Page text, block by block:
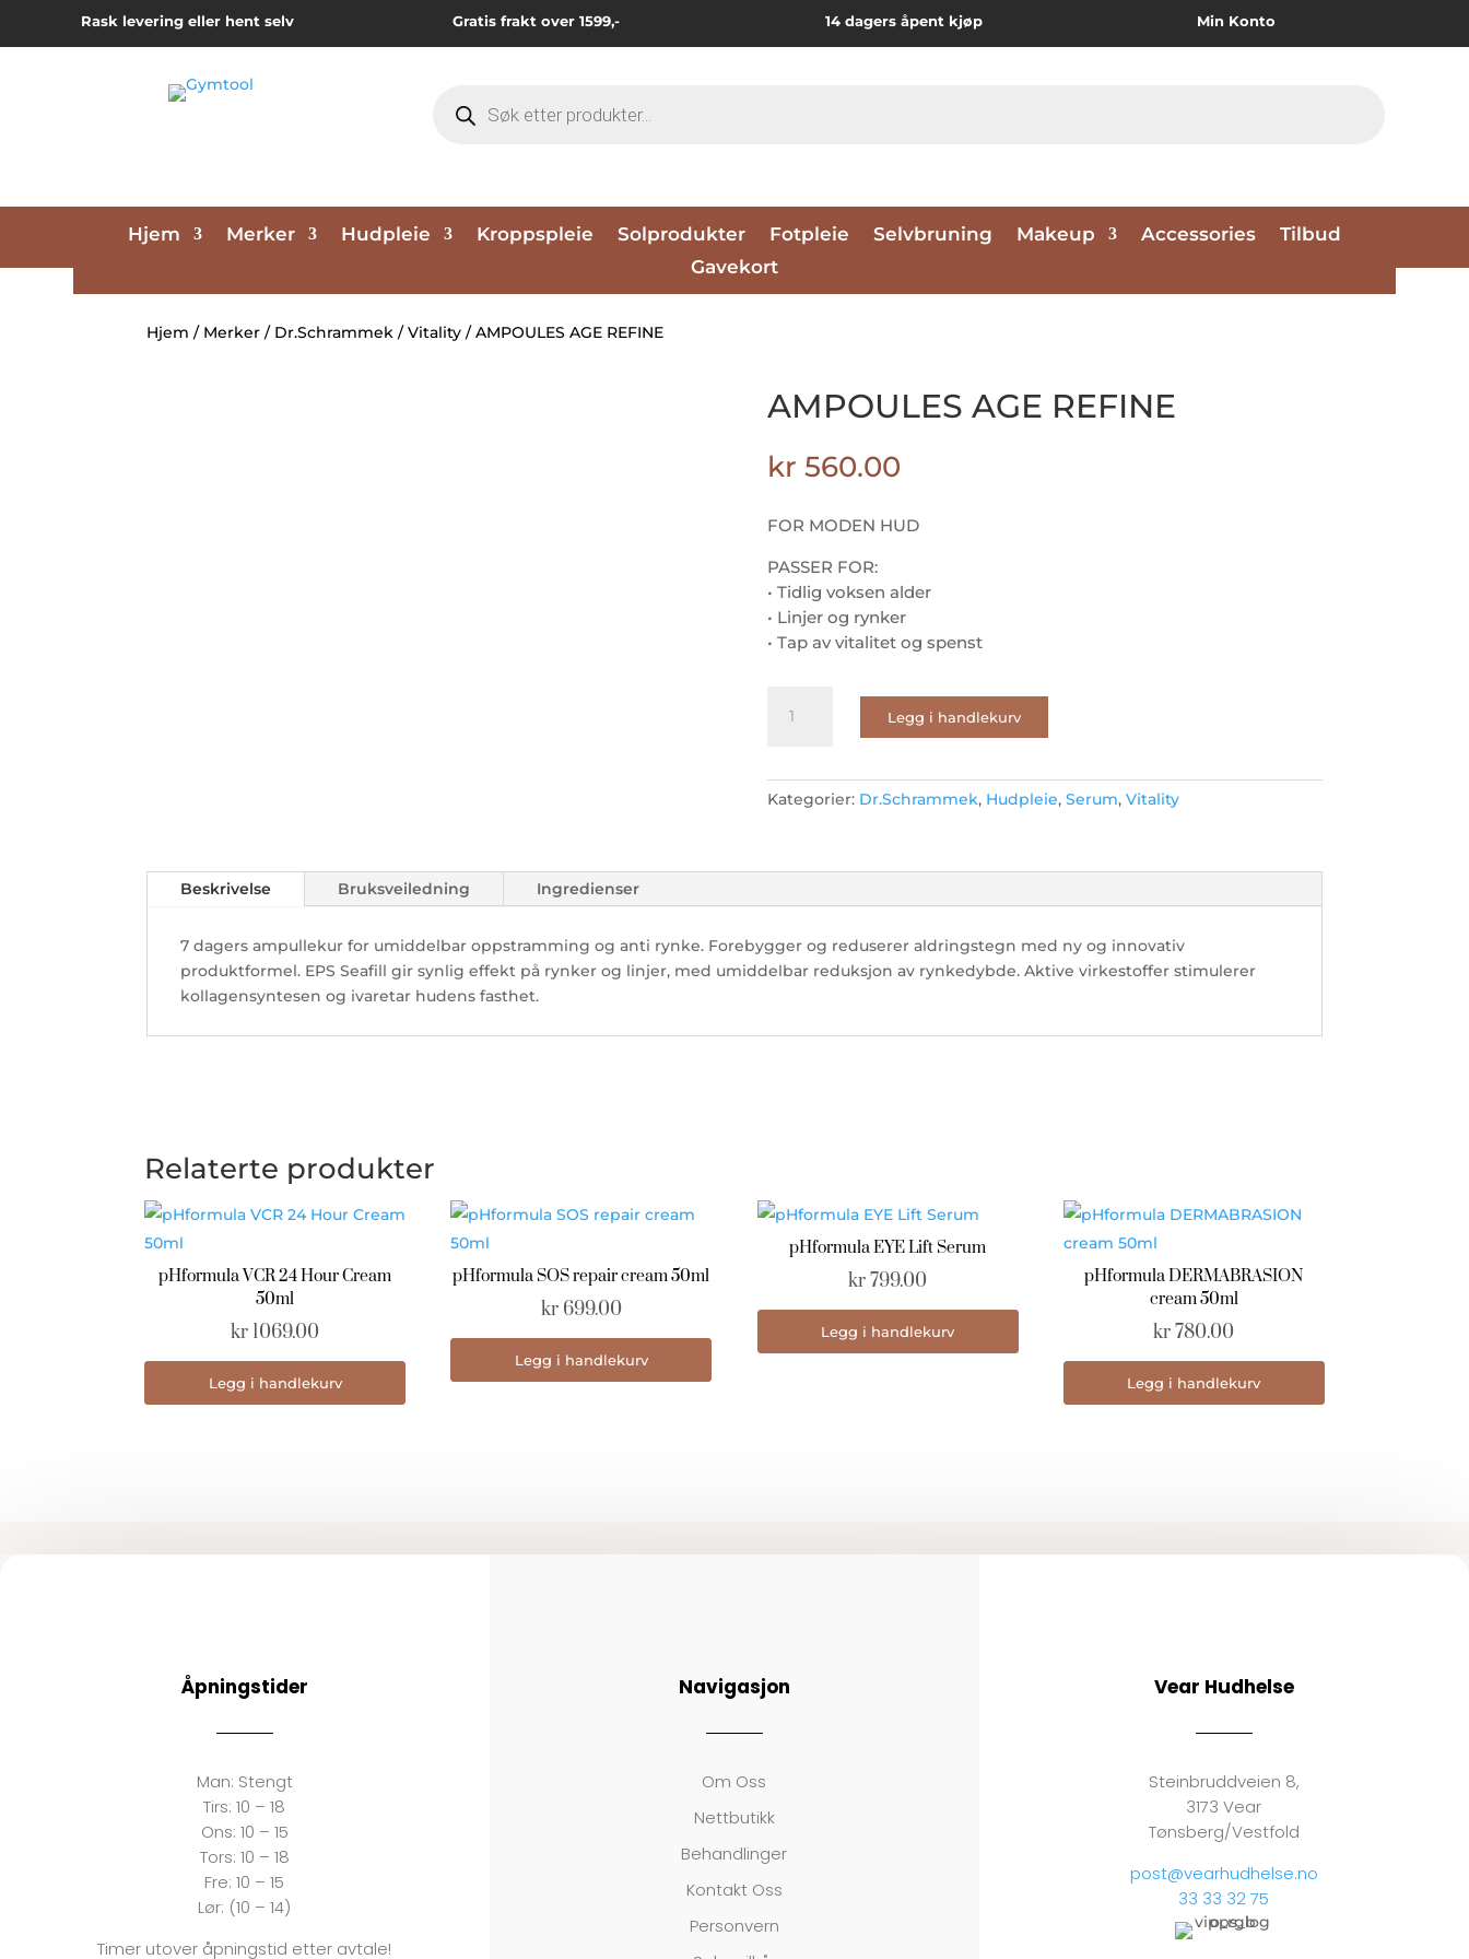
Rask levering eller hent selv Gratis frakt over 1599,- 14 dagers åpent kjøp Min Konto
search
Hjem Merker Hudpleie Kroppspleie Solprodukter Fotpleie Selvbruning Makeup Accessories
Tilbud
Gavekort
Hjem / Merker / Dr.Schrammek /Vitality / AMPOULES AGE REFINE
AMPOULES AGE REFINE
kr 560.00
FOR MODEN HUD
PASSER FOR:
• Tidlig voksen alder
• Linjer og rynker
• Tap av vitalitet og spenst
AGE
Legg i handlekurv
Kategorier: Dr.Schrammek, Hudpleie, Serum, Vitality
Beskrivelse Bruksveiledning Ingredienser
7 dagers ampullekur for umiddelbar oppstramming og anti rynke. Forebygger og reduserer aldringstegn med ny og innovativ
produktformel. EPS Seafill gir synlig effekt på rynker og linjer, med umiddelbar reduksjon av rynkedybde. Aktive virkestoffer stimulerer
kollagensyntesen og ivaretar hudens fasthet.
Relaterte produkter
pHformula VCR 24 Hour Cream
50ml
kr 1069.00
Legg i handlekurv
pHformula SOS repair cream 50ml
kr699.00
Legg i handlekurv
pHformula EYE Lift Serum
kr799.00
Legg i handlekurv
pHformula DERMABRASION
cream 50ml
kr780.00
Legg i handlekurv
Åpningstider
Man: Stengt
Tirs:10 – 18
Ons: 10 – 15
Tors: 10 – 18
Fre:10 – 15
Lør: (10 – 14)
Timer utover åpningstid etter avtale!
Navigasjon
Om Oss
Nettbutikk
Behandlinger
Kontakt Oss
Personvern
Vear Hudhelse
Steinbruddveien 8,
3173 Vear
Tønsberg/Vestfold
post@vearhudhelse.no
33 33 32 75